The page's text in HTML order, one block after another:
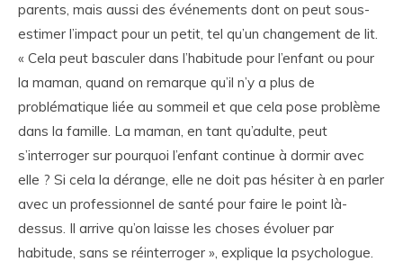
parents, mais aussi des événements dont on peut sous-
estimer l’impact pour un petit, tel qu’un changement de lit.
« Cela peut basculer dans l’habitude pour l’enfant ou pour
la maman, quand on remarque qu’il n’y a plus de
problématique liée au sommeil et que cela pose problème
dans la famille. La maman, en tant qu’adulte, peut
s’interroger sur pourquoi l’enfant continue à dormir avec
elle ? Si cela la dérange, elle ne doit pas hésiter à en parler
avec un professionnel de santé pour faire le point là-
dessus. Il arrive qu’on laisse les choses évoluer par
habitude, sans se réinterroger », explique la psychologue.